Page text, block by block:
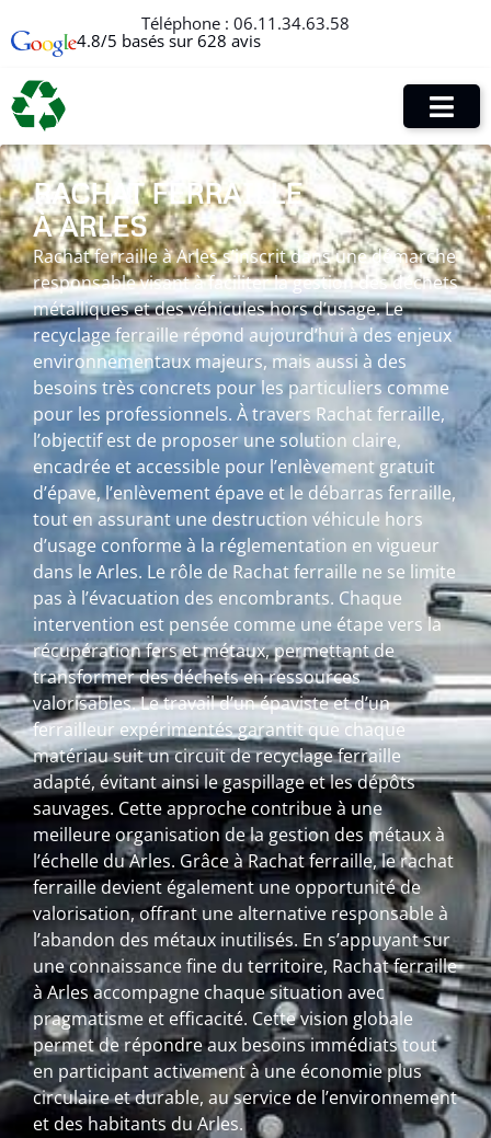
Téléphone : 06.11.34.63.58
4.8/5 basés sur 628 avis
RACHAT FERRAILLE
À ARLES
Rachat ferraille à Arles s’inscrit dans une démarche
responsable visant à faciliter la gestion des déchets
métalliques et des véhicules hors d’usage. Le
recyclage ferraille répond aujourd’hui à des enjeux
environnementaux majeurs, mais aussi à des
besoins très concrets pour les particuliers comme
pour les professionnels. À travers Rachat ferraille,
l’objectif est de proposer une solution claire,
encadrée et accessible pour l’enlèvement gratuit
d’épave, l’enlèvement épave et le débarras ferraille,
tout en assurant une destruction véhicule hors
d’usage conforme à la réglementation en vigueur
dans le Arles. Le rôle de Rachat ferraille ne se limite
pas à l’évacuation des encombrants. Chaque
intervention est pensée comme une étape vers la
récupération fers et métaux, permettant de
transformer des déchets en ressources
valorisables. Le travail d’un épaviste et d’un
ferrailleur expérimentés garantit que chaque
matériau suit un circuit de recyclage ferraille
adapté, évitant ainsi le gaspillage et les dépôts
sauvages. Cette approche contribue à une
meilleure organisation de la gestion des métaux à
l’échelle du Arles. Grâce à Rachat ferraille, le rachat
ferraille devient également une opportunité de
valorisation, offrant une alternative responsable à
l’abandon des métaux inutilisés. En s’appuyant sur
une connaissance fine du territoire, Rachat ferraille
à Arles accompagne chaque situation avec
pragmatisme et efficacité. Cette vision globale
permet de répondre aux besoins immédiats tout
en participant activement à une économie plus
circulaire et durable, au service de l’environnement
et des habitants du Arles.